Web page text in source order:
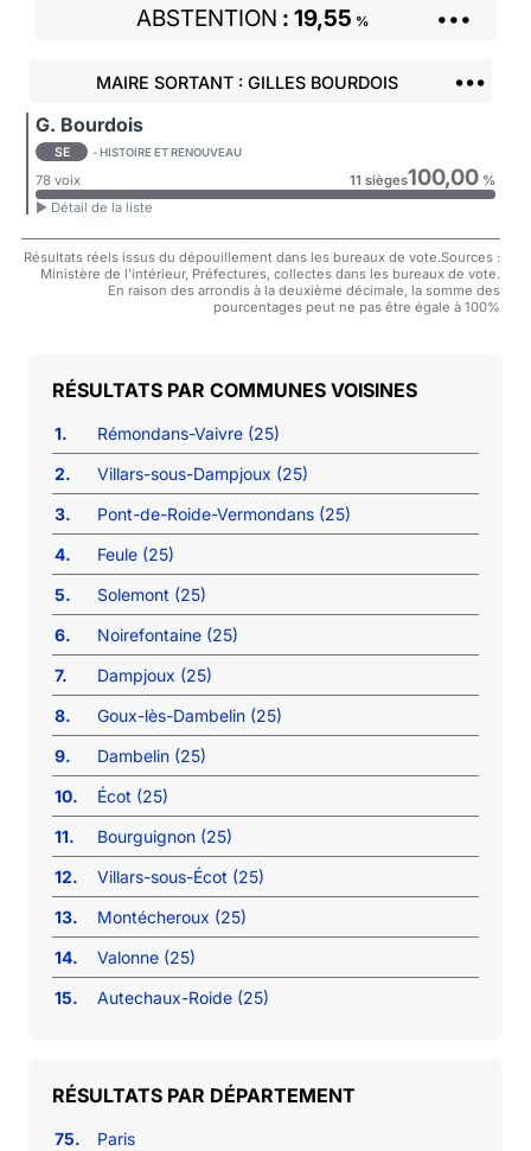
ABSTENTION 19,55 % •••
MAIRE SORTANT : GILLES BOURDOIS •••
G. Bourdois
SE - HISTOIRE ET RENOUVEAU
78 voix 11 sièges100,00%
► Détail de la liste
Résultats réels issus du dépouillement dans les bureaux de vote.Sources :
Ministère de l'intérieur, Préfectures, collectes dans les bureaux de vote.
En raison des arrondis à la deuxième décimale, la somme des
pourcentages peut ne pas être égale à 100%
COMMUNES VOISINES
1.
Rémondans-Vaivre (25)
2.
Villars-sous-Dampjoux (25)
3.
Pont-de-Roide-Vermondans (25)
4.
Feule (25)
5.
Solemont (25)
6.
Noirefontaine (25)
7.
Dampjoux (25)
8.
Goux-lès-Dambelin (25)
9.
Dambelin (25)
10.
Écot (25)
11.
Bourguignon (25)
12.
Villars-sous-Écot (25)
13.
Montécheroux (25)
14.
Valonne (25)
15.
Autechaux-Roide (25)
RÉSULTATS PAR DÉPARTEMENT
75.
Paris